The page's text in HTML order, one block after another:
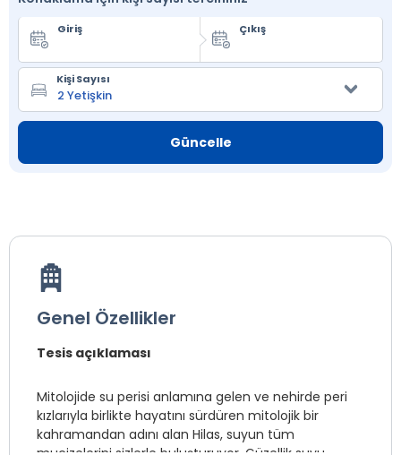
Giriş Çıkış
Kişi Sayısı
Güncelle
Genel Özellikler
Tesis açıklaması
Mitolojide su perisi anlamına gelen ve nehirde peri
kızlarıyla birlikte hayatını sürdüren mitolojik bir
kahramandan adını alan Hilas, suyun tüm